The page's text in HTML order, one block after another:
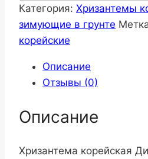
Категория: Хризантемы
зимующие в грунте
корейские
Описание
Отзывы (0)
Описание
Хризантема корейская